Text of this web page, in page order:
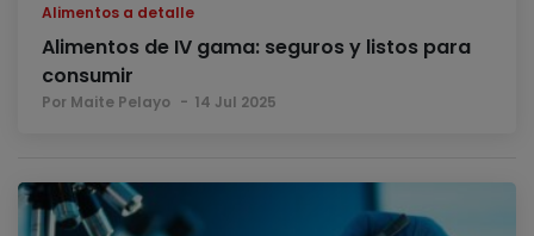
Alimentos a detalle
Alimentos de IV gama: seguros y listos para
consumir
Por Maite Pelayo 14 Jul 2025